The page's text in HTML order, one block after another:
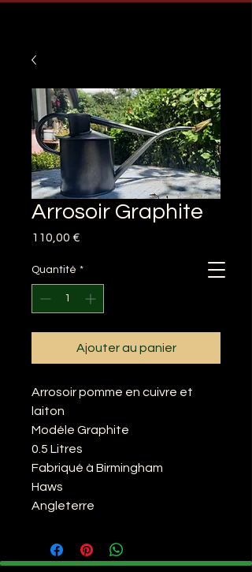
Arrosoir Graphite
110,00 €
Quantité *
Ajouter au panier
Arrosoir pomme en cuivre et
laiton
Modéle Graphite
0.5 Litres
Fabriqué à Birmingham
Haws
Angleterre